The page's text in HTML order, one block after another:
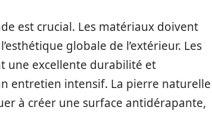
est crucial. Les matériaux doivent
globale de l’extérieur. Les
une excellente durabilité et
entretien intensif. La pierre naturelle
à créer une surface antidérapante,